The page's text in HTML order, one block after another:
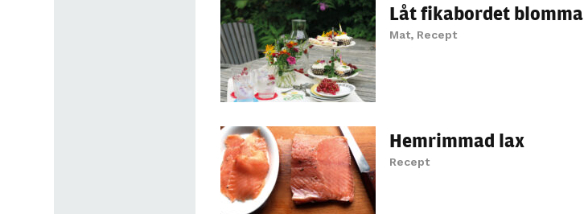
Låt fikabordet blomma
Mat, Recept
Hemrimmad lax
Recept